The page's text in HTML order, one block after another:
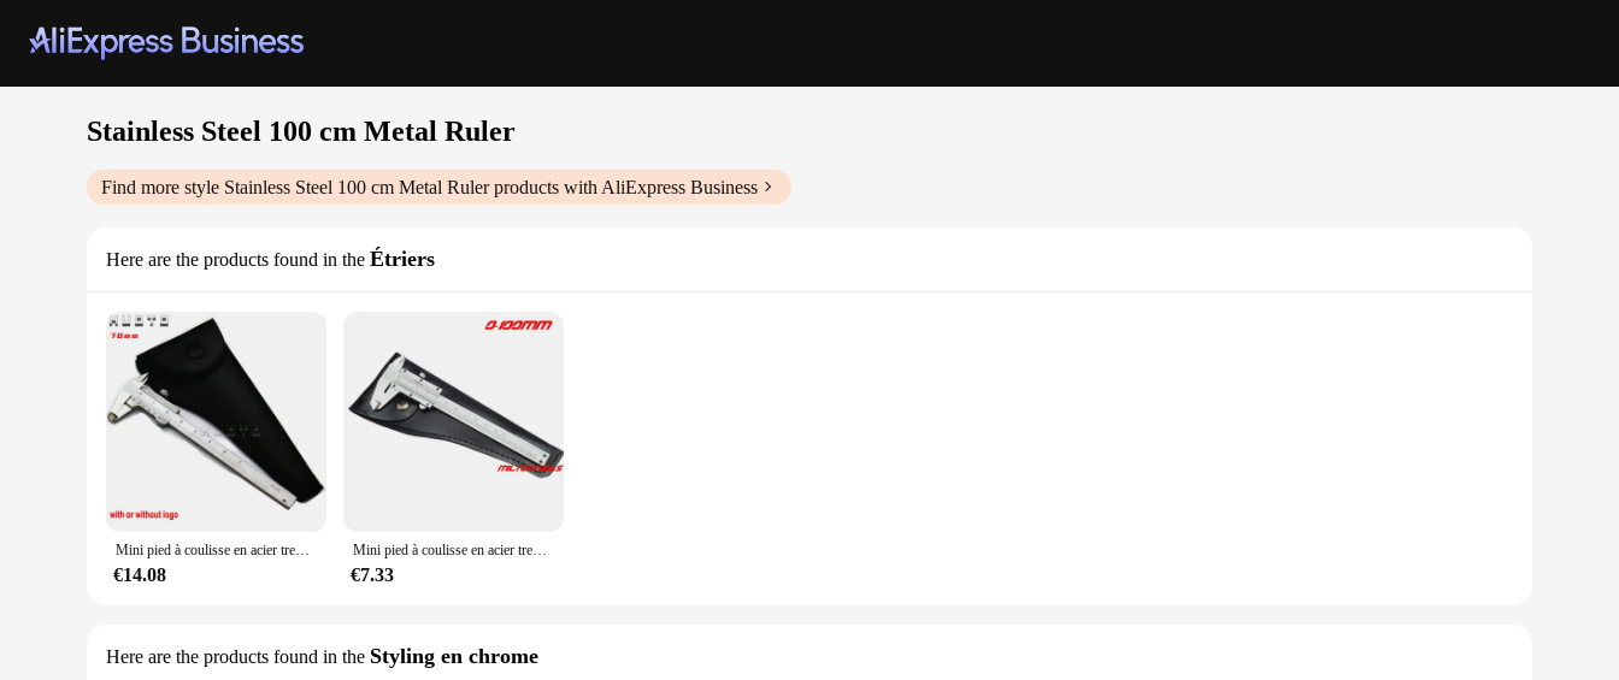
Stainless Steel 100 cm Metal Ruler
Find more style Stainless Steel 100 cm Metal Rulerproducts with AliExpress Business
Here are the products found in the Étriers
Mini pied à coulisse en acier trempé, Meaccelerator Machinist Slider, Vernier décent per, Jauge d'épaisseur, Outils de mesure, 70mm, 100mm, 150mm
€14.08
Mini pied à coulisse en acier trempé, machiniste métrique, outil de mesure de l'épaisseur, 70mm 100mm 150mm
€7.33
Here are the products found in the Styling en chrome